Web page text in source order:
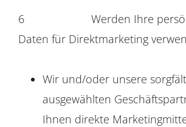
6 Werden Ihre
Daten für Direktmarketing
Wir und/oder unsere
ausgewählten
Ihnen direkte